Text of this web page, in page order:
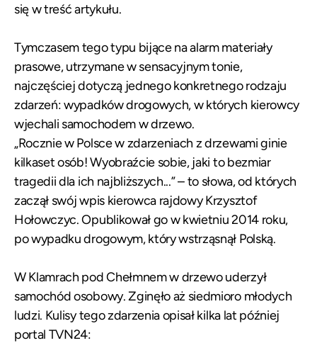
się w treść artykułu.
Tymczasem tego typu bijące na alarm materiały
prasowe, utrzymane w sensacyjnym tonie,
najczęściej dotyczą jednego konkretnego rodzaju
zdarzeń: wypadków drogowych, w których kierowcy
wjechali samochodem w drzewo.
„Rocznie w Polsce w zdarzeniach z drzewami ginie
kilkaset osób! Wyobraźcie sobie, jaki to bezmiar
tragedii dla ich najbliższych...”– to słowa, od których
zaczął swój wpis kierowca rajdowy Krzysztof
Hołowczyc. Opublikował go w kwietniu 2014 roku,
po wypadku drogowym, który wstrząsnął Polską.
W Klamrach pod Chełmnem w drzewo uderzył
samochód osobowy. Zginęło aż siedmioro młodych
ludzi. Kulisy tego zdarzenia opisał kilka lat później
portal TVN24: